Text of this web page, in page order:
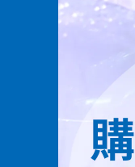
ナイジェリア
アンソルギー